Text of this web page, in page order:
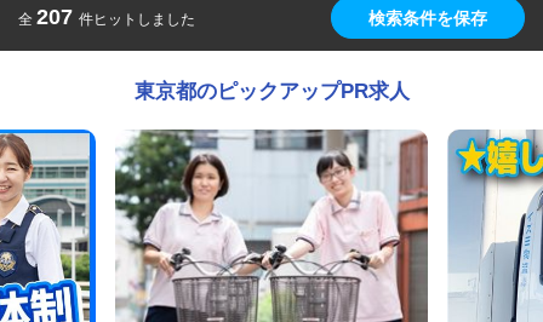
全 207 件ヒットしました 検索条件を保存
東京都のピックアップPR求人